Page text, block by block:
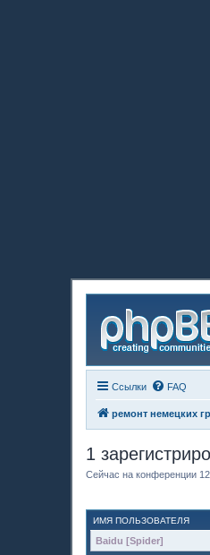
Ссылки FAQ
ремонт немецких
1
Сейчас на конференции
ИМЯ ПОЛЬЗОВАТЕЛЯ
Baidu [Spider]